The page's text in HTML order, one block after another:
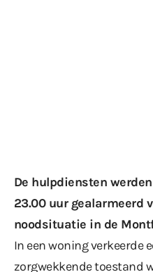
De hulpdiensten
23.00 uur gealarmeerd
noodsituatie in de
In een woning verkeerde
zorgwekkende toestand